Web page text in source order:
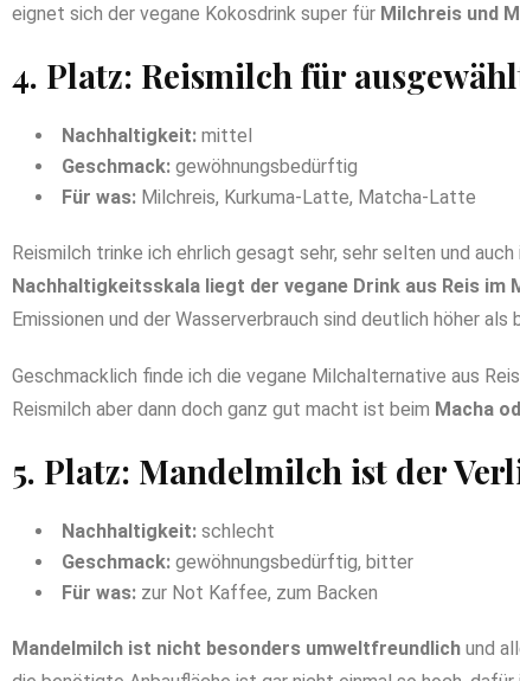
eignet sich der vegane Kokosdrink super für Milchreis und
4. Platz: Reismilch für
Nachhaltigkeit: mittel
Geschmack: gewöhnungsbedürftig
Für was: Milchreis, Kurkuma-Latte, Matcha-Latte
Reismilch trinke ich ehrlich gesagt sehr, sehr selten und
Nachhaltigkeitsskala liegt der vegane Drink aus Reis im
Emissionen und der Wasserverbrauch sind deutlich höher
Geschmacklich finde ich die vegane Milchalternative aus
Reismilch aber dann doch ganz gut macht ist beim Macha
5. Platz: Mandelmilch ist der
Nachhaltigkeit: schlecht
Geschmack: gewöhnungsbedürftig, bitter
Für was: zur Not Kaffee, zum Backen
Mandelmilch ist nicht besonders umweltfreundlich und